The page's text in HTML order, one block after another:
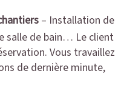
– Installation de
salle de bain… Le client
Vous travaillez
de dernière minute,